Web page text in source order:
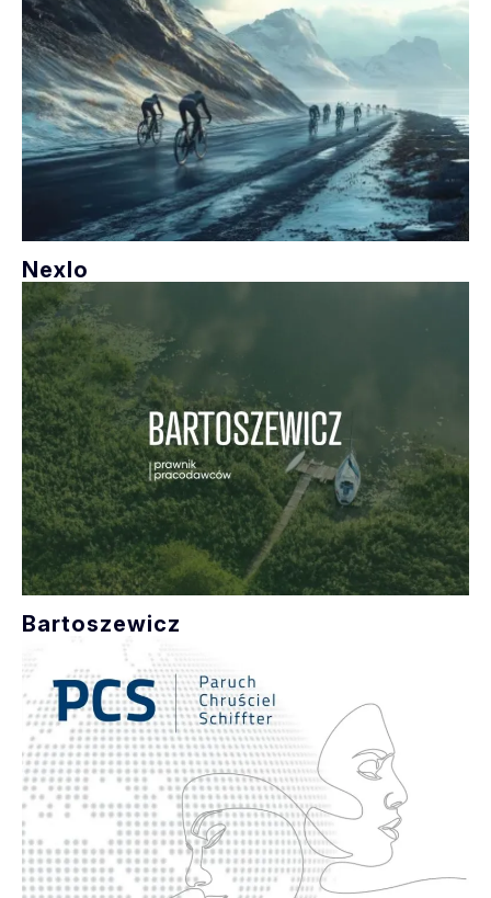
Nexlo
Bartoszewicz